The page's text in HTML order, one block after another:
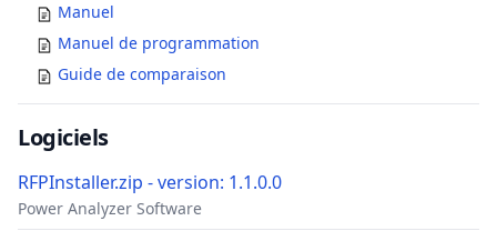
Manuel
Manuel de programmation
Guide de comparaison
Logiciels
RFPInstaller.zip - version: 1.1.0.0
Power Analyzer Software